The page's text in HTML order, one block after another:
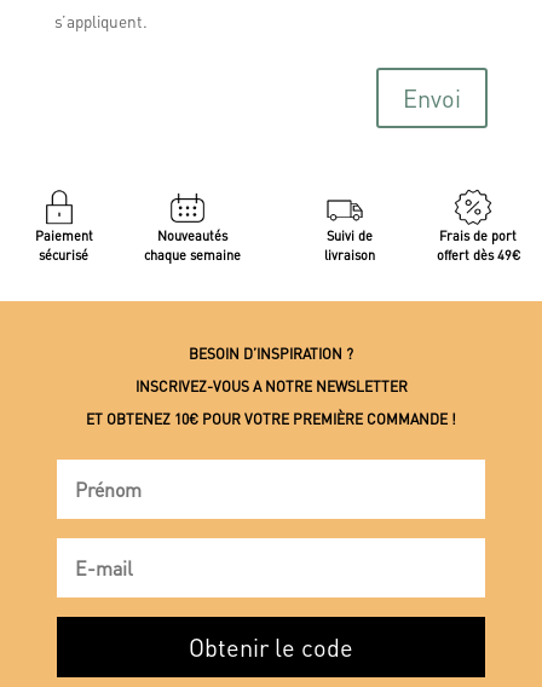
s’appliquent.
Envoi
Paiement
sécurisé
Nouveautés
chaque semaine
Suivi de
livraison
Frais de port
offert dès 49€
BESOIN D’INSPIRATION ?
INSCRIVEZ-VOUS A NOTRE NEWSLETTER
ET OBTENEZ 10€ POUR VOTRE PREMIÈRE COMMANDE !
Obtenir le code